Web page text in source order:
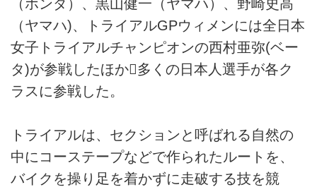
（ホンダ）、黒山健一（ヤマハ）、野崎史高
（ヤマハ)、トライアルGPウィメンには全日本
女子トライアルチャンピオンの西村亜弥(ベー
タ)が参戦したほか多くの日本人選手が各ク
ラスに参戦した。
トライアルは、セクションと呼ばれる自然の
中にコーステープなどで作られたルートを、
バイクを操り足を着かずに走破する技を競